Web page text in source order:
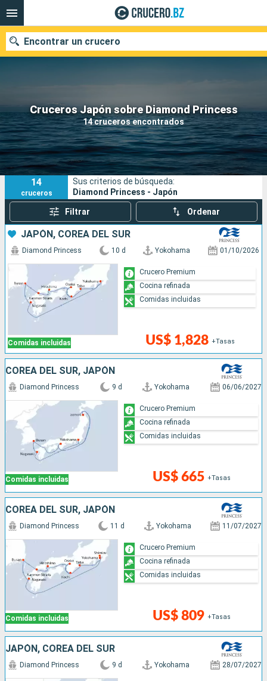
Cruceros Japón sobre Diamond Princess
14 cruceros encontrados
Encontrar un crucero
Nuestros destinos
Fecha de salida
Puertos Compañías
Buscar
14
cruceros
Sus criterios de búsqueda:
Diamond Princess - Japón
Filtrar Ordenar
JAPÓN, COREA DEL SUR
Comidas incluidas
Diamond Princess 10 d Yokohama 01/10/2026
US$ 1,828 +Tasas
Crucero Premium
Cocina refinada
Comidas incluidas
COREA DEL SUR, JAPÓN
Comidas incluidas
Diamond Princess 9 d Yokohama 06/06/2027
US$ 665 +Tasas
Crucero Premium
Cocina refinada
Comidas incluidas
COREA DEL SUR, JAPÓN
Comidas incluidas
Diamond Princess 11 d Yokohama 11/07/2027
US$ 809 +Tasas
Crucero Premium
Cocina refinada
Comidas incluidas
JAPÓN, COREA DEL SUR
Diamond Princess 9 d Yokohama 28/07/2027